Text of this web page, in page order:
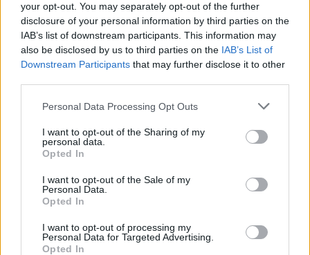
your opt-out. You may separately opt-out of the further
disclosure of your personal information by third parties on the
IAB’s list of downstream participants. This information may
also be disclosed by us to third parties on the IAB’s List of
Downstream Participants that may further disclose it to other
Personal Data Processing Opt Outs
I want to opt-out of the Sharing of my
personal data.
Opted In
I want to opt-out of the Sale of my
Personal Data.
Opted In
I want to opt-out of processing my
Personal Data for Targeted Advertising.
Opted In
T. Barnett: Gyilkosság a Garda-tónál 12.
rész
Minka 10. rész